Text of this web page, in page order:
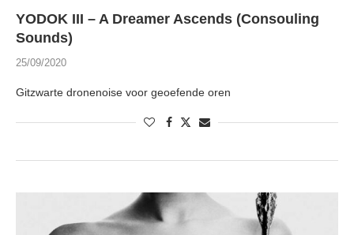
YODOK III – A Dreamer Ascends (Consouling
Sounds)
25/09/2020
Gitzwarte dronenoise voor geoefende oren